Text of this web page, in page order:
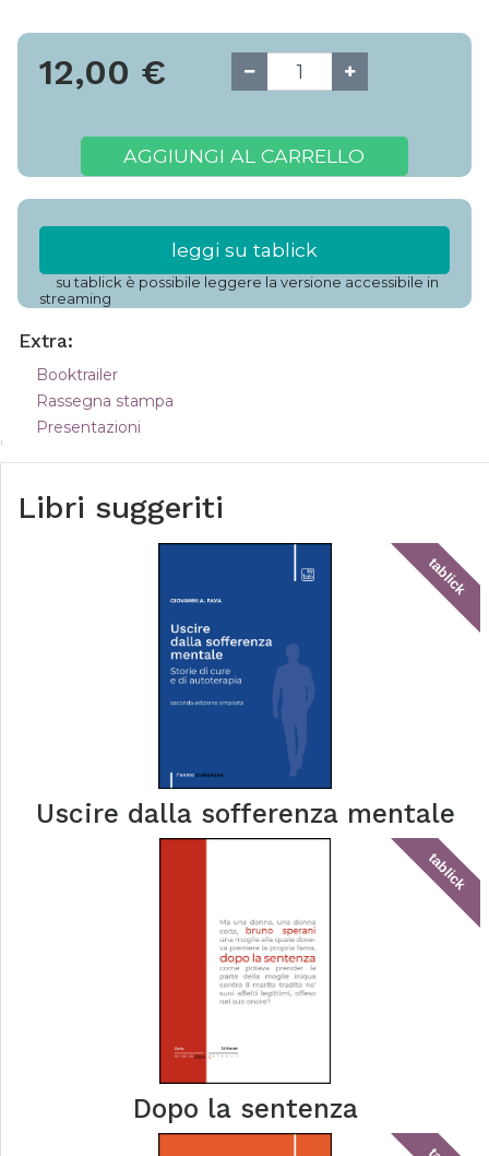
12,00 €
AGGIUNGI AL CARRELLO
leggi su tablick
su tablick è possibile leggere la versione accessibile in
streaming
Extra:
Booktrailer
Rassegna stampa
Presentazioni
Libri suggeriti
tablick
Uscire dalla sofferenza mentale
tablick
Dopo la sentenza